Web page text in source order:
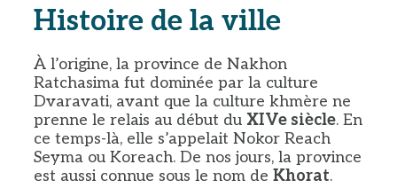
Histoire de la ville
À l’origine, la province de Nakhon
Ratchasima fut dominée par la culture
Dvaravati, avant que la culture khmère ne
prenne le relais au début du XIVe siècle. En
ce temps-là, elle s’appelait Nokor Reach
Seyma ou Koreach. De nos jours, la province
est aussi connue sous le nom de Khorat.